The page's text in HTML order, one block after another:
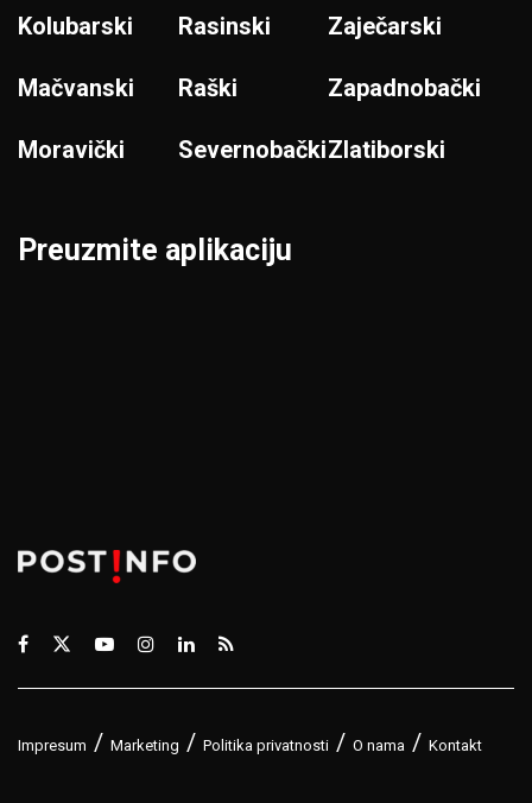
Kolubarski
Mačvanski
Moravički
Rasinski
Raški
Severnobački
Zaječarski
Zapadnobački
Zlatiborski
Preuzmite aplikaciju
Impresum Marketing Politika privatnosti O nama Kontakt